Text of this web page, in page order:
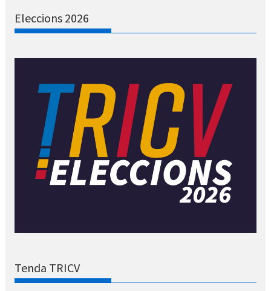
Eleccions 2026
Tenda TRICV